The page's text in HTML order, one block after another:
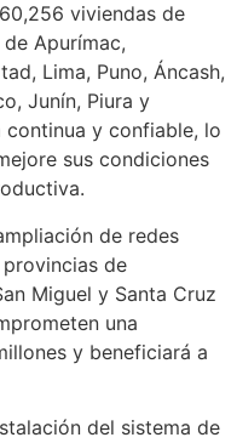
viviendas de
Apurímac,
Lima, Puno, Áncash,
Junín, Piura y
y confiable, lo
sus condiciones
de redes
de
Miguel y Santa Cruz
una
y beneficiará a
del sistema de